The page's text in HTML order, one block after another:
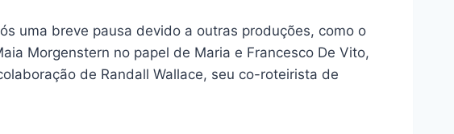
uma breve pausa devido a outras produções, como o
Morgenstern no papel de Maria e Francesco De Vito,
de Randall Wallace, seu co-roteirista de